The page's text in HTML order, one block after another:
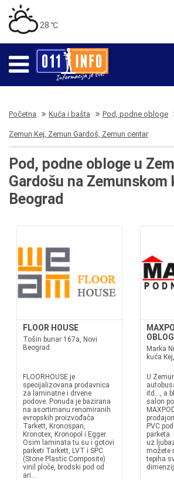
28 ℃
Početna Kuća i bašta Pod, podne obloge
Zemun Kej, Zemun Gardoš, Zemun centar
Pod, podne obloge u
Gardošu na Zemunskom
Beograd
FLOOR HOUSE
Tošin bunar 167a, Novi
Beograd
FLOORHOUSE je
specijalizovana prodavnica
za laminatne i drvene
podove. Ponuda je bazirana
na asortimanu renomiranih
evropskih proizvođača
Tarkett, Kronospan,
Kronotex, Kronopol i Egger.
Osim laminata tu su i gotovi
parketi Tarkett, LVT i SPC
(Stone Plastic Composite)
vinil ploče, brodski pod od
ari...
Marka
kuća
U
itd..., a
salon
PVC
uz
možete
tepiha